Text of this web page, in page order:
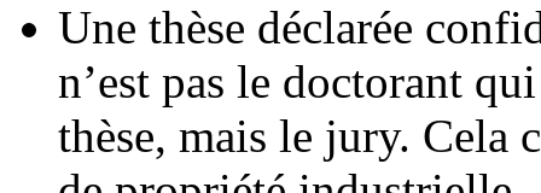
Une thèse déclarée
n’est pas le doctorant
thèse, mais le jury. Cela